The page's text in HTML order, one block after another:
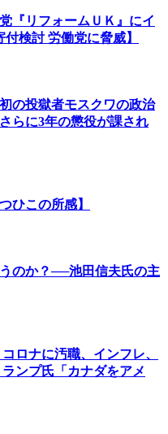
『リフォームＵＫ』にイ
検討 労働党に脅威】
の投獄者モスクワの政治
らに3年の懲役が課され
ひこの所感】
のか？──池田信夫氏の主
ロナに汚職、インフレ、
ンプ氏「カナダをアメ